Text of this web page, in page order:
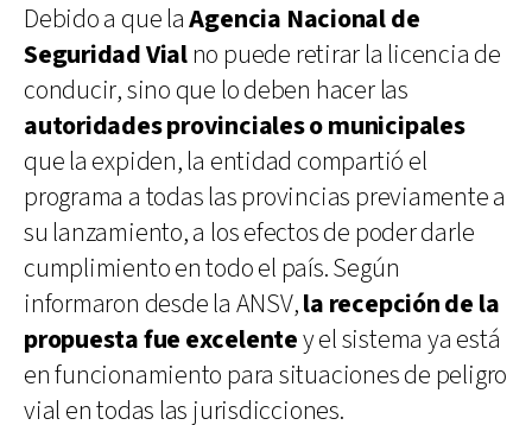
Debido a que laAgencia Nacional de
Seguridad Vialno puede retirar la licencia de
conducir, sino que lo deben hacer las
autoridades provinciales o municipales
que la expiden, la entidad compartió el
programa a todas las provincias previamente a
su lanzamiento, a los efectos de poder darle
cumplimiento en todo el país. Según
informaron desde la ANSV,la recepción de la
propuesta fue excelentey el sistema ya está
en funcionamiento para situaciones de peligro
vial en todas las jurisdicciones.